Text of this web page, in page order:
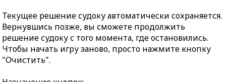
Текущее решение судоку автоматически сохраняется.
Вернувшись позже, вы сможете продолжить
решение судоку с того момента, где остановились.
Чтобы начать игру заново, просто нажмите кнопку
"Очистить".